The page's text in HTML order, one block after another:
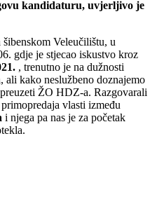
kandidaturu, uvjerljivo je
Veleučilištu, u
gdje je stjecao iskustvo kroz
, trenutno je na dužnosti
kako neslužbeno doznajemo
ŽO HDZ-a. Razgovarali
vlasti između
i njega pa nas je za početak